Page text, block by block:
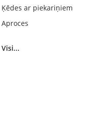
Ķēdes ar piekariņiem
Aproces
Visi...